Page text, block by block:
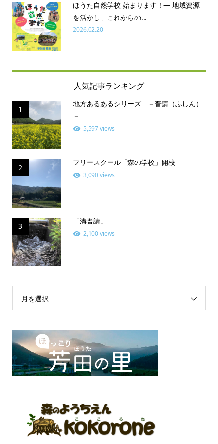
ほうた自然学校 始まります！― 地域資源
を活かし、これからの...
2026.02.20
人気記事ランキング
1
地方あるあるシリーズ －普請（ふしん）
－
5,597 views
2
フリースクール「森の学校」開校
3,090 views
3
「溝普請」
2,100 views
月を選択